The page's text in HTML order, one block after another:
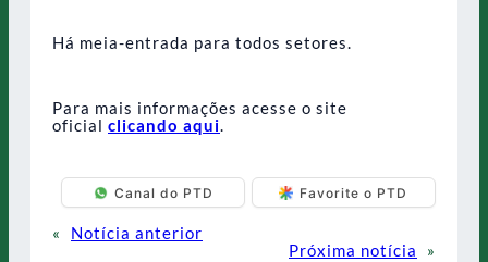
Há meia-entrada para todos setores.
Para mais informações acesse o site
oficial clicando aqui.
Canal do PTD Favorite o PTD
«
Notícia anterior
Próxima notícia
»